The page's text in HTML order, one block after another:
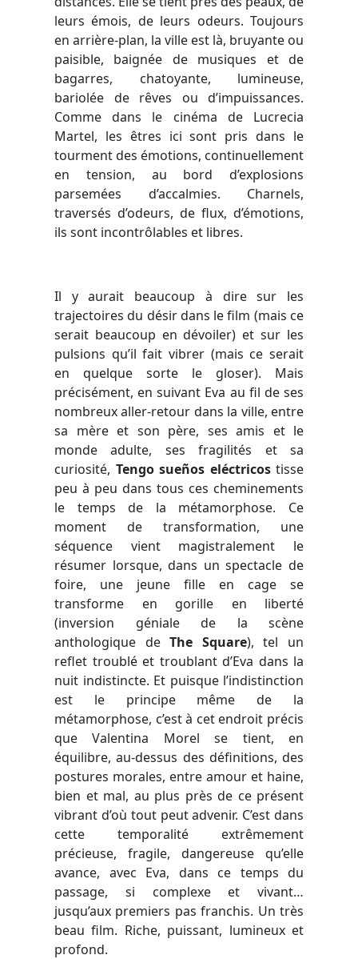
leurs émois, de leurs odeurs. Toujours
en arrière-plan, la ville est là, bruyante ou
paisible, baignée de musiques et de
bagarres, chatoyante, lumineuse,
bariolée de rêves ou d’impuissances.
Comme dans le cinéma de Lucrecia
Martel, les êtres ici sont pris dans le
tourment des émotions, continuellement
en tension, au bord d’explosions
parsemées d’accalmies. Charnels,
traversés d’odeurs, de flux, d’émotions,
ils sont incontrôlables et libres.
Il y aurait beaucoup à dire sur les
trajectoires du désir dans le film (mais ce
serait beaucoup en dévoiler) et sur les
pulsions qu’il fait vibrer (mais ce serait
en quelque sorte le gloser). Mais
précisément, en suivant Eva au fil de ses
nombreux aller-retour dans la ville, entre
sa mère et son père, ses amis et le
monde adulte, ses fragilités et sa
curiosité, Tengo sueños eléctricostisse
peu à peu dans tous ces cheminements
le temps de la métamorphose. Ce
moment de transformation, une
séquence vient magistralement le
résumer lorsque, dans un spectacle de
foire, une jeune fille en cage se
transforme en gorille en liberté
(inversion géniale de la scène
anthologique deThe Square), tel un
reflet troublé et troublant d’Eva dans la
nuit indistincte. Et puisque l’indistinction
est le principe même de la
métamorphose, c’est à cet endroit précis
que Valentina Morel se tient, en
équilibre, au-dessus des définitions, des
postures morales, entre amour et haine,
bien et mal, au plus près de ce présent
vibrant d’où tout peut advenir. C’est dans
cette temporalité extrêmement
précieuse, fragile, dangereuse qu’elle
avance, avec Eva, dans ce temps du
passage, si complexe et vivant…
jusqu’aux premiers pas franchis. Un très
beau film. Riche, puissant, lumineux et
profond.